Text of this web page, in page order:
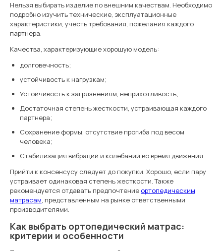
Нельзя выбирать изделие по внешним качествам. Необходимо
подробно изучить технические, эксплуатационные
характеристики, учесть требования, пожелания каждого
партнера.
Качества, характеризующие хорошую модель:
долговечность;
устойчивость к нагрузкам;
Устойчивость к загрязнениям, неприхотливость;
Достаточная степень жесткости, устраивающая каждого
партнера;
Сохранение формы, отсутствие прогиба под весом
человека;
Стабилизация вибраций и колебаний во время движения.
Прийти к консенсусу следует до покупки. Хорошо, если пару
устраивает одинаковая степень жесткости. Также
рекомендуется отдавать предпочтение ортопедическим
матрасам, представленным на рынке ответственными
производителями.
Как выбрать ортопедический матрас:
критерии и особенности